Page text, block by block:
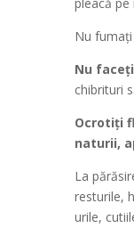
Nu
Nu
chibrituri
Ocrotiţi
naturii,
La
resturile,
urile,